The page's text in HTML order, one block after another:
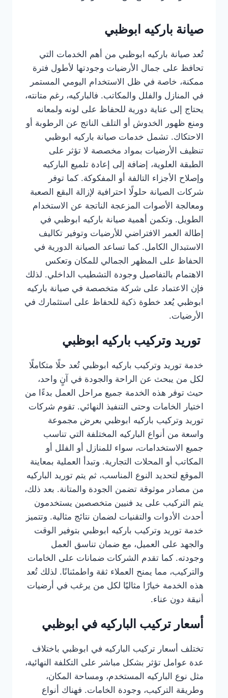
صيانة باركيه ابوظبي
تُعد صيانة باركيه ابوظبي من أهم الخدمات التي
تحافظ على جمال الأرضيات وجودتها لأطول فترة
ممكنة، خاصة في ظل الاستخدام اليومي المستمر
في المنازل والفلل والمكاتب. فالباركيه، رغم متانته،
يحتاج إلى عناية دورية للحفاظ على لونه ولمعانه
ومنع ظهور الخدوش أو التلف الناتج عن الرطوبة أو
الاحتكاك. تشمل خدمات صيانة باركيه ابوظبي
تنظيف الأرضيات بمواد مخصصة لا تؤثر على
الطبقة العلوية، إضافة إلى إعادة تلميع الباركيه
وإصلاح الأجزاء التالفة أو المفكوكة. كما توفر
شركات الصيانة حلولًا احترافية لإزالة البقع الصعبة
ومعالجة الأصوات المزعجة الناتجة عن الاستخدام
الطويل. وتكمن أهمية صيانة باركيه ابوظبي في
إطالة العمر الافتراضي للأرضيات وتوفير تكاليف
الاستبدال الكامل. كما تساعد الصيانة الدورية في
الحفاظ على المظهر الجمالي للمكان وتعكس
الاهتمام بالتفاصيل وجودة التشطيب الداخلي. لذلك
فإن الاعتماد على شركة متخصصة في صيانة باركيه
ابوظبي يُعد خطوة ذكية للحفاظ على استثمارك في
الأرضيات.
توريد وتركيب باركيه ابوظبي
خدمة توريد وتركيب باركيه ابوظبي تُعد حلًا متكاملًا
لكل من يبحث عن الراحة والجودة في آنٍ واحد،
حيث توفر هذه الخدمة جميع مراحل العمل بدءًا من
اختيار الخامات وحتى التنفيذ النهائي. تقوم شركات
توريد وتركيب باركيه ابوظبي بعرض مجموعة
واسعة من أنواع الباركيه المختلفة التي تناسب
جميع الاستخدامات، سواء للمنازل أو الفلل أو
المكاتب أو المحلات التجارية. وتبدأ العملية بمعاينة
الموقع لتحديد النوع المناسب، ثم يتم توريد الباركيه
من مصادر موثوقة تضمن الجودة والمتانة. بعد ذلك،
يتم التركيب على يد فنيين متخصصين يستخدمون
أحدث الأدوات والتقنيات لضمان نتائج مثالية. وتتميز
خدمة توريد وتركيب باركيه ابوظبي بتوفير الوقت
والجهد على العميل، مع ضمان تناسق العمل
وجودته. كما تقدم الشركات ضمانات على الخامات
والتركيب، مما يمنح العملاء ثقة واطمئنانًا. لذلك تُعد
هذه الخدمة خيارًا مثاليًا لكل من يرغب في أرضيات
أنيقة دون عناء.
أسعار تركيب الباركيه في ابوظبي
تختلف أسعار تركيب الباركيه في ابوظبي باختلاف
عدة عوامل تؤثر بشكل مباشر على التكلفة النهائية،
مثل نوع الباركيه المستخدم، ومساحة المكان،
وطريقة التركيب، وجودة الخامات. فهناك أنواع